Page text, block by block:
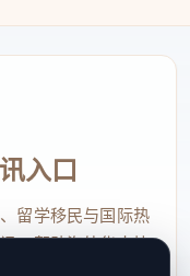
入口
留学移民与国际热
，帮助海外华人快